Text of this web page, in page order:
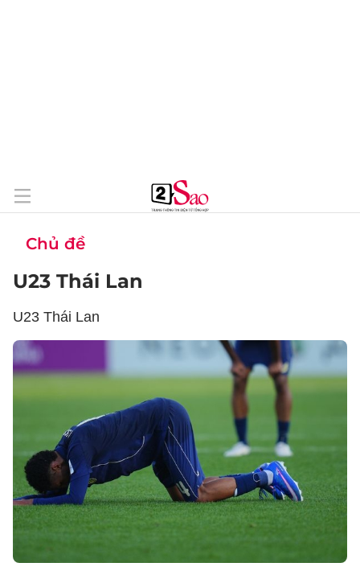
Chủ đề
U23 Thái Lan
U23 Thái Lan